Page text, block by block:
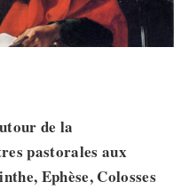
de la
pastorales aux
Ephèse, Colosses